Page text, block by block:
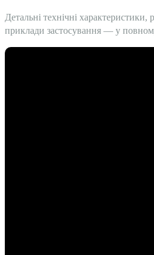
Детальні технічні характеристики,
приклади застосування — у